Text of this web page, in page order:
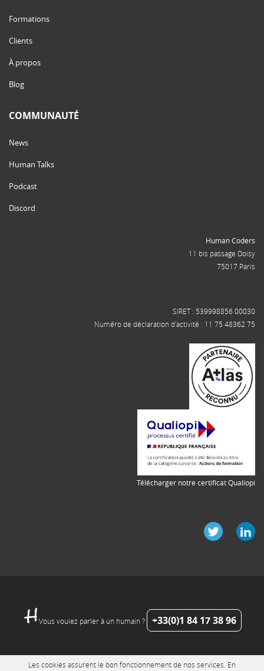
Formations
Clients
À propos
Blog
COMMUNAUTÉ
News
Human Talks
Podcast
Discord
Human Coders
11 bis passage Doisy
75017 Paris
SIRET : 539998856 00030
Numéro de déclaration d'activité : 11 75 48362 75
Télécharger notre certificat Qualiopi
Vous voulez parler à un humain ? +33(0)1 84 17 38 96
Les cookies assurent le bon fonctionnement de nos services. En